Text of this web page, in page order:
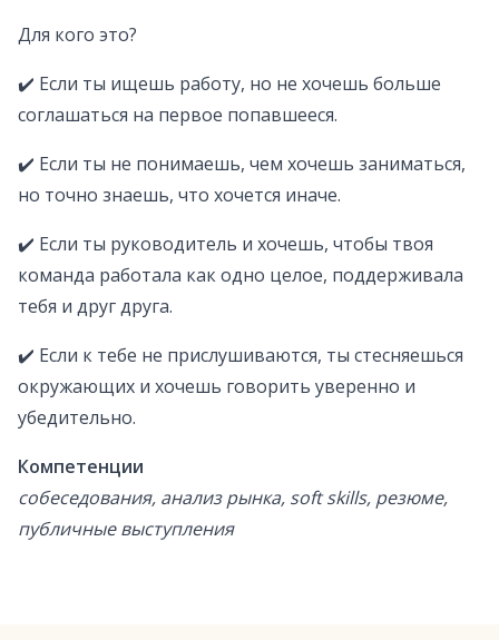
Для кого это?
✔️ Если ты ищешь работу, но не хочешь больше
соглашаться на первое попавшееся.
✔️ Если ты не понимаешь, чем хочешь заниматься,
но точно знаешь, что хочется иначе.
✔️ Если ты руководитель и хочешь, чтобы твоя
команда работала как одно целое, поддерживала
тебя и друг друга.
✔️ Если к тебе не прислушиваются, ты стесняешься
окружающих и хочешь говорить уверенно и
убедительно.
Компетенции
собеседования, анализ рынка, soft skills, резюме,
публичные выступления